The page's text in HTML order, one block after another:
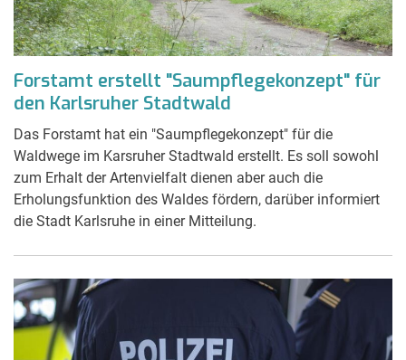
Forstamt erstellt "Saumpflegekonzept" für
den Karlsruher Stadtwald
Das Forstamt hat ein "Saumpflegekonzept" für die
Waldwege im Karsruher Stadtwald erstellt. Es soll sowohl
zum Erhalt der Artenvielfalt dienen aber auch die
Erholungsfunktion des Waldes fördern, darüber informiert
die Stadt Karlsruhe in einer Mitteilung.